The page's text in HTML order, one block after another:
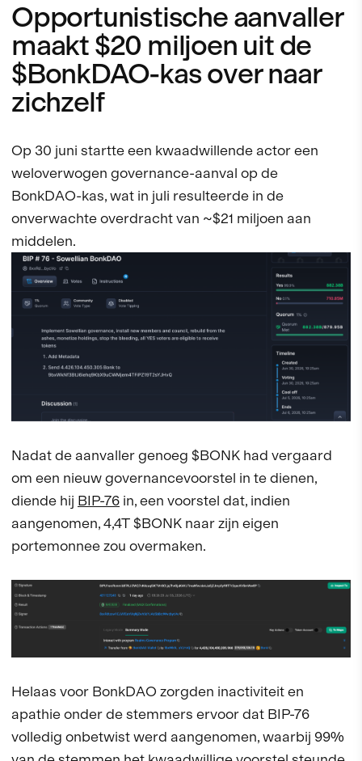
Opportunistische aanvaller
maakt $20 miljoen uit de
$BonkDAO-kas over naar
zichzelf
Op 30 juni startte een kwaadwillende actor een
weloverwogen governance-aanval op de
BonkDAO-kas, wat in juli resulteerde in de
onverwachte overdracht van ~$21 miljoen aan
middelen.
Nadat de aanvaller genoeg $BONK had vergaard
om een nieuw governancevoorstel in te dienen,
diende hij BIP-76 in, een voorstel dat, indien
aangenomen, 4,4T $BONK naar zijn eigen
portemonnee zou overmaken.
Helaas voor BonkDAO zorgden inactiviteit en
apathie onder de stemmers ervoor dat BIP-76
volledig onbetwist werd aangenomen, waarbij 99%